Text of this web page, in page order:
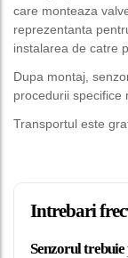
care monteaza
reprezentanta
instalarea de catre
Dupa montaj,
procedurii specifice
Transportul este
Intrebari
Senzorul